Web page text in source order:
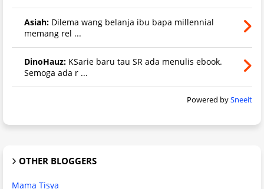
Asiah: Dilema wang belanja ibu bapa millennial
memang rel ...
DinoHauz: KSarie baru tau SR ada menulis ebook.
Semoga ada r ...
Powered bySneeit
OTHER BLOGGERS
Mama Tisya